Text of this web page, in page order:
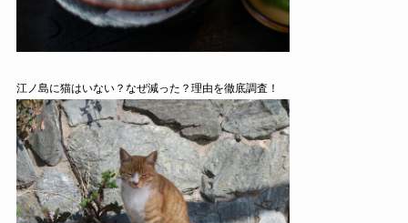
江ノ島に猫はいない？なぜ減った？理由を徹底調査！